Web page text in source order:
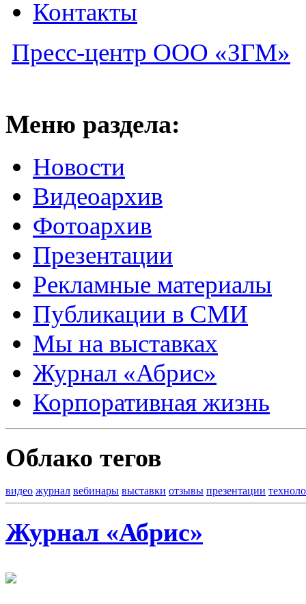
Контакты
Пресс-центр ООО «ЗГМ»
Меню раздела:
Новости
Видеоархив
Фотоархив
Презентации
Рекламные материалы
Публикации в СМИ
Мы на выставках
Журнал «Абрис»
Корпоративная жизнь
Облако тегов
видео журнал вебинары выставки отзывы презентации
Журнал «Абрис»